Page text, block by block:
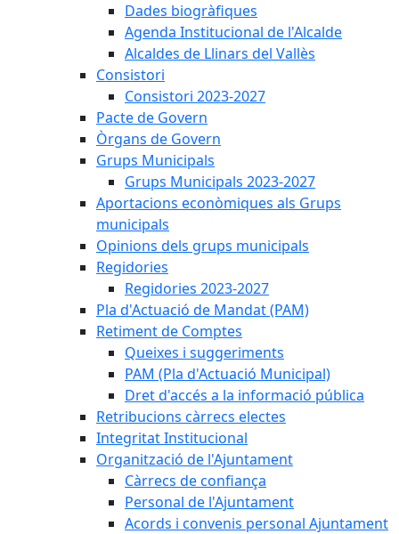
Dades biogràfiques
Agenda Institucional de l'Alcalde
Alcaldes de Llinars del Vallès
Consistori
Consistori 2023-2027
Pacte de Govern
Òrgans de Govern
Grups Municipals
Grups Municipals 2023-2027
Aportacions econòmiques als Grups
municipals
Opinions dels grups municipals
Regidories
Regidories 2023-2027
Pla d'Actuació de Mandat (PAM)
Retiment de Comptes
Queixes i suggeriments
PAM (Pla d'Actuació Municipal)
Dret d'accés a la informació pública
Retribucions càrrecs electes
Integritat Institucional
Organització de l'Ajuntament
Càrrecs de confiança
Personal de l'Ajuntament
Acords i convenis personal Ajuntament